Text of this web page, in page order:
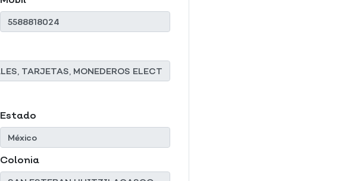
Estado
Colonia